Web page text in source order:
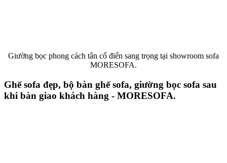
Giường bọc phong cách tân cổ điển sang trọng tại showroom sofa
MORESOFA.
Ghế sofa đẹp, bộ bàn ghế sofa, giường bọc sofa sau
khi bàn giao khách hàng - MORESOFA.